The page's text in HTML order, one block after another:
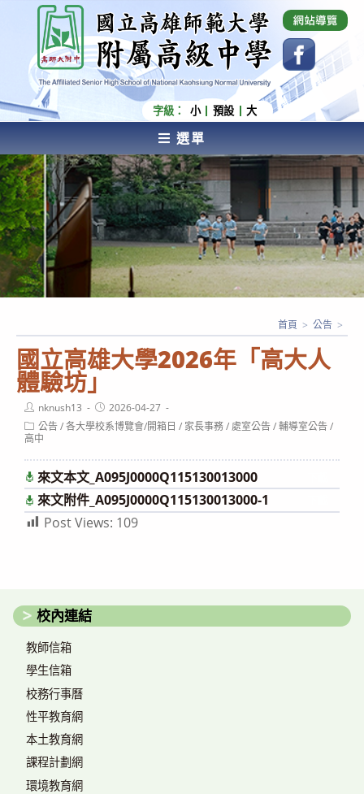
內
容
國立高雄師範大學附屬高級中學 Affiliated Senior
High School of National Kaohsiung Normal
University
字級： 小 預設 大
選單
AFFILIATED SENIOR HIGH SCHOOL OF NATIONAL
KAOHSIUNG NORMAL UNIVERSITY
國立高雄大學2026年「高大人
體驗坊」
首頁 > 公告 >
Post
author:
nknush13
Post
published:
2026-04-27
Post
category:
公告/各大學校系博覽會/開箱日 / 家長事務/處室公告/輔導室公告/
高中
來文本文_A095J0000Q115130013000
來文附件_A095J0000Q115130013000-1
Post Views: 109
校內連結
教師信箱
學生信箱
校務行事曆
性平教育網
本土教育網
課程計劃網
環境教育網